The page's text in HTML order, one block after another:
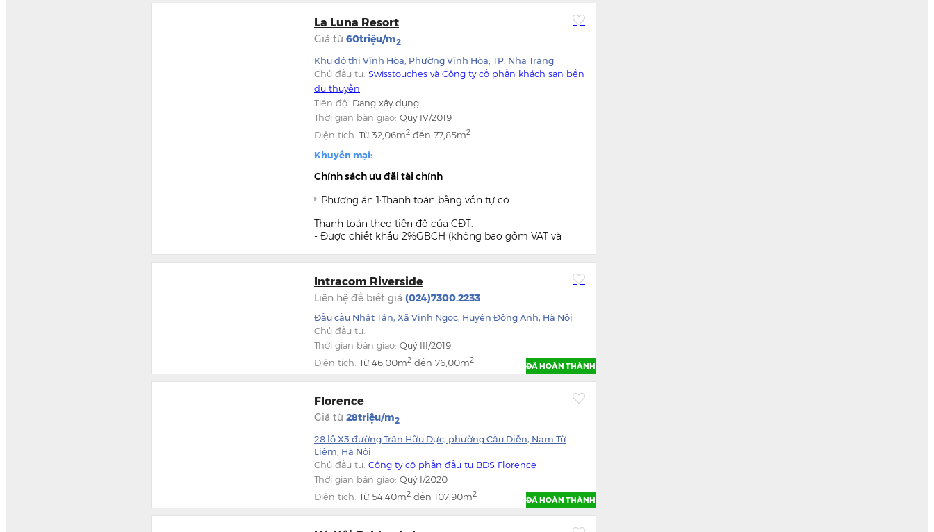
Chỉ từ 2.595 tỷ có VAT căn 3PN View hồ Sài Đồng.
La Luna Resort
Giá từ 60triệu/m2
Khu đô thị Vĩnh Hòa, Phường Vĩnh Hòa, TP. Nha Trang
Chủ đầu tư: Swisstouches và Công ty cổ phần khách sạn bến
du thuyền
Tiến độ: Đang xây dựng
Thời gian bàn giao: Qúy IV/2019
Diện tích: Từ32,06m2 đến 77,85m2
Khuyến mại:
Chính sách ưu đãi tài chính
Phương án 1:Thanh toán bằng vốn tự có
Thanh toán theo tiến độ của CĐT:
- Được chiết khấu 2%GBCH (không bao gồm VAT và
theo tiến độ của Chủ đầu tư.
Intracom Riverside
Liên hệ để biết giá (024)7300.2233
Đầu cầu Nhật Tân, Xã Vĩnh Ngọc, Huyện Đông Anh, Hà Nội
Chủ đầu tư:
ĐÃ HOÀN THÀNH
Thời gian bàn giao: Quý III/2019
Diện tích: Từ46,00m2 đến 76,00m2
Florence
Giá từ 28triệu/m2
28 lô X3 đường Trần Hữu Dực, phường Cầu Diễn, Nam Từ
Liêm, Hà Nội
Chủ đầu tư: Công ty cổ phần đầu tư BĐS Florence
ĐÃ HOÀN THÀNH
Thời gian bàn giao: Quý I/2020
Diện tích: Từ 54,40m2 đến 107,90m2